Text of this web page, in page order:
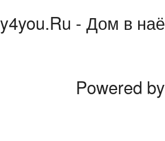
- Дом в
Powered